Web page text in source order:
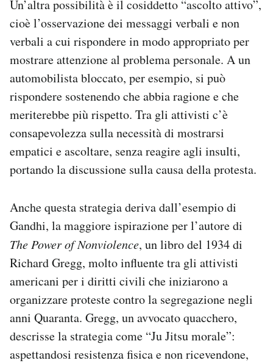
Un’altra possibilità è il cosiddetto “ascolto attivo”,
cioè l’osservazione dei messaggi verbali e non
verbali a cui rispondere in modo appropriato per
mostrare attenzione al problema personale. A un
automobilista bloccato, per esempio, si può
rispondere sostenendo che abbia ragione e che
meriterebbe più rispetto. Tra gli attivisti c’è
consapevolezza sulla necessità di mostrarsi
empatici e ascoltare, senza reagire agli insulti,
portando la discussione sulla causa della protesta.
Anche questa strategia deriva dall’esempio di
Gandhi, la maggiore ispirazione per l’autore di
The Power of Nonviolence, un libro del 1934 di
Richard Gregg, molto influente tra gli attivisti
americani per i diritti civili che iniziarono a
organizzare proteste contro la segregazione negli
anni Quaranta. Gregg, un avvocato quacchero,
descrisse la strategia come “Ju Jitsu morale”:
aspettandosi resistenza fisica e non ricevendone,